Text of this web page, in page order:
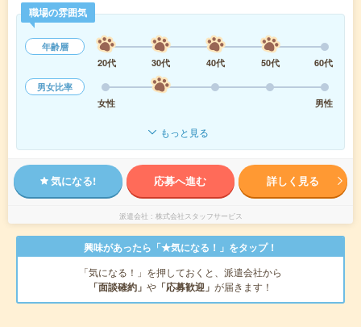
職場の雰囲気
年齢層
20代
30代 40代 50代
60代
男女比率
女性
男性
もっと見る
気になる! 応募へ進む 詳しく見る
派遣会社 株式会社スタッフサービス
興味があったら「★気になる！」をタップ！
「気になる！」を押しておくと、派遣会社から
「面談確約」 や 「応募歓迎」 が届きます！